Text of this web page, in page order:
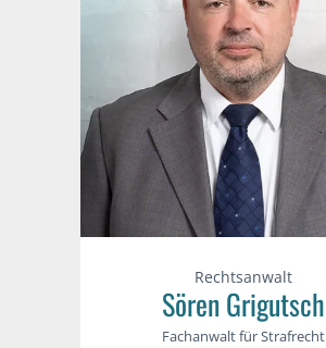
Rechtsanwalt
Sören Grigutsch
Fachanwalt für Strafrecht